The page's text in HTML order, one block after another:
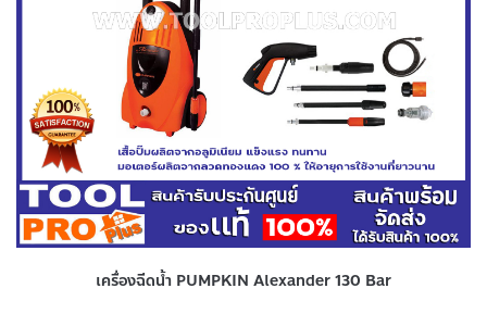
เครื่องฉีดน้ำ PUMPKIN Alexander 130 Bar